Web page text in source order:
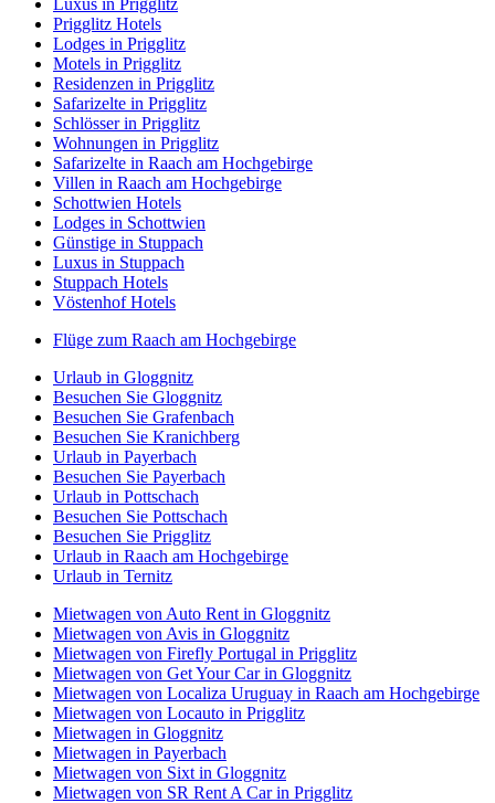
Prigglitz Hotels
Lodges in Prigglitz
Motels in Prigglitz
Residenzen in Prigglitz
Safarizelte in Prigglitz
Schlösser in Prigglitz
Wohnungen in Prigglitz
Safarizelte in Raach am Hochgebirge
Villen in Raach am Hochgebirge
Schottwien Hotels
Lodges in Schottwien
Günstige in Stuppach
Luxus in Stuppach
Stuppach Hotels
Vöstenhof Hotels
Flüge zum Raach am Hochgebirge
Urlaub in Gloggnitz
Besuchen Sie Gloggnitz
Besuchen Sie Grafenbach
Besuchen Sie Kranichberg
Urlaub in Payerbach
Besuchen Sie Payerbach
Urlaub in Pottschach
Besuchen Sie Pottschach
Besuchen Sie Prigglitz
Urlaub in Raach am Hochgebirge
Urlaub in Ternitz
Mietwagen von Auto Rent in Gloggnitz
Mietwagen von Avis in Gloggnitz
Mietwagen von Firefly Portugal in Prigglitz
Mietwagen von Get Your Car in Gloggnitz
Mietwagen von Localiza Uruguay in Raach am Hochgebirge
Mietwagen von Locauto in Prigglitz
Mietwagen in Gloggnitz
Mietwagen in Payerbach
Mietwagen von Sixt in Gloggnitz
Mietwagen von SR Rent A Car in Prigglitz